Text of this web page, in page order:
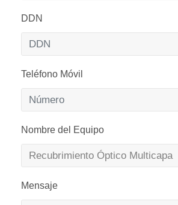
DDN
Teléfono Móvil
Nombre del Equipo
Mensaje